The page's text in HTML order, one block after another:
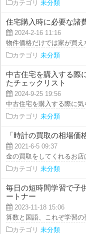
カテゴリ 未分類
住宅購入時に必要な諸
2024-2-16 11:16
物件価格だけでは家が買
カテゴリ 未分類
中古住宅を購入する際
たチェックリスト
2024-9-25 19:56
中古住宅を購入する際に
カテゴリ 未分類
「時計の買取の相場価
2021-6-5 09:37
金の買取をしてくれるお
カテゴリ 未分類
毎日の短時間学習で子
ートナー
2023-11-18 15:06
算数と国語、これぞ学習
カテゴリ 未分類